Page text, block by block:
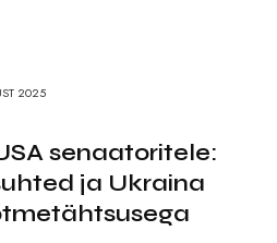
2025
senaatoritele:
ja Ukraina